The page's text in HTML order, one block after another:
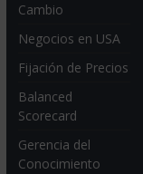
Cambio
Negocios en USA
Fijación de Precios
Balanced
Scorecard
Gerencia del
Conocimiento